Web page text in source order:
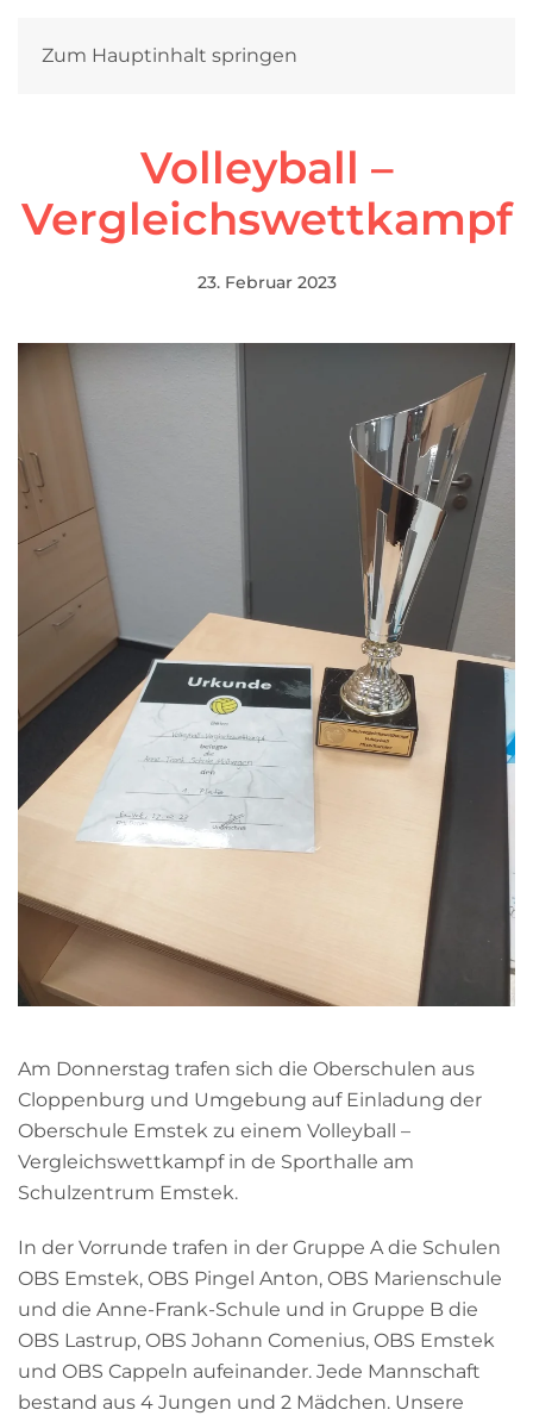
Zum Hauptinhalt springen
Volleyball –
Vergleichswettkampf
23. Februar 2023
Am Donnerstag trafen sich die Oberschulen aus
Cloppenburg und Umgebung auf Einladung der
Oberschule Emstek zu einem Volleyball –
Vergleichswettkampf in de Sporthalle am
Schulzentrum Emstek.
In der Vorrunde trafen in der Gruppe A die Schulen
OBS Emstek, OBS Pingel Anton, OBS Marienschule
und die Anne-Frank-Schule und in Gruppe B die
OBS Lastrup, OBS Johann Comenius, OBS Emstek
und OBS Cappeln aufeinander. Jede Mannschaft
bestand aus 4 Jungen und 2 Mädchen. Unsere